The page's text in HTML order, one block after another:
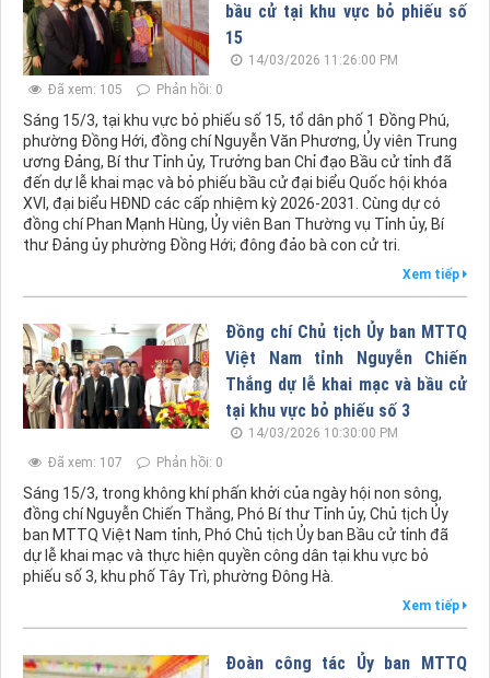
bầu cử tại khu vực bỏ phiếu số
15
14/03/2026 11:26:00 PM
Đã xem: 105
Phản hồi: 0
Sáng 15/3, tại khu vực bỏ phiếu số 15, tổ dân phố 1 Đồng Phú,
phường Đồng Hới, đồng chí Nguyễn Văn Phương, Ủy viên Trung
ương Đảng, Bí thư Tỉnh ủy, Trưởng ban Chỉ đạo Bầu cử tỉnh đã
đến dự lễ khai mạc và bỏ phiếu bầu cử đại biểu Quốc hội khóa
XVI, đại biểu HĐND các cấp nhiệm kỳ 2026-2031. Cùng dự có
đồng chí Phan Mạnh Hùng, Ủy viên Ban Thường vụ Tỉnh ủy, Bí
thư Đảng ủy phường Đồng Hới; đông đảo bà con cử tri.
Xem tiếp
Đồng chí Chủ tịch Ủy ban MTTQ
Việt Nam tỉnh Nguyễn Chiến
Thắng dự lễ khai mạc và bầu cử
tại khu vực bỏ phiếu số 3
14/03/2026 10:30:00 PM
Đã xem: 107
Phản hồi: 0
Sáng 15/3, trong không khí phấn khởi của ngày hội non sông,
đồng chí Nguyễn Chiến Thắng, Phó Bí thư Tỉnh ủy, Chủ tịch Ủy
ban MTTQ Việt Nam tỉnh, Phó Chủ tịch Ủy ban Bầu cử tỉnh đã
dự lễ khai mạc và thực hiện quyền công dân tại khu vực bỏ
phiếu số 3, khu phố Tây Trì, phường Đông Hà.
Xem tiếp
Đoàn công tác Ủy ban MTTQ